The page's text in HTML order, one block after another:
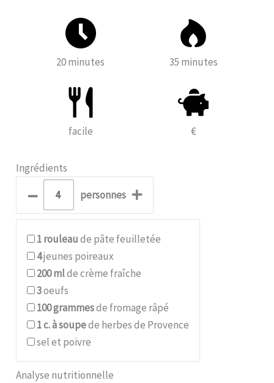
20 minutes 35 minutes
facile €
Ingrédients
– personnes +
1rouleaude pâte feuilletée
4jeunes poireaux
200mlde crème fraîche
3oeufs
100grammesde fromage râpé
1c. à soupede herbes de Provence
sel et poivre
Analyse nutritionnelle